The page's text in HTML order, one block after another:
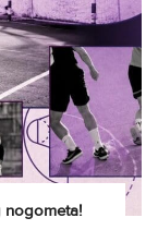
nogometa!